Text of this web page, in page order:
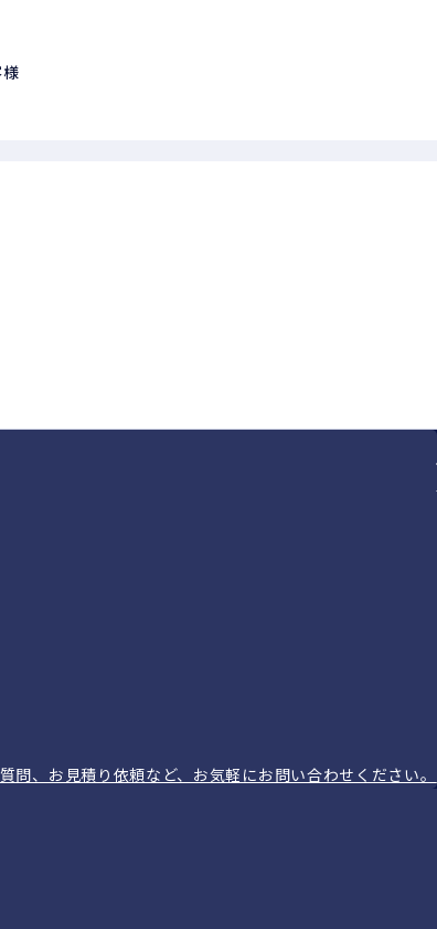
問、お見積り依頼など、お気軽にお問い合わせください。